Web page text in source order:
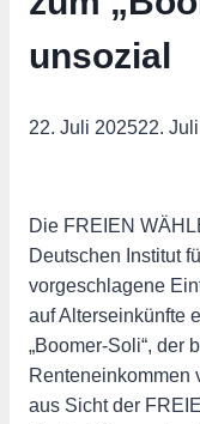
unsozial
22. Juli 202522.
Die FREIEN
Deutschen Institut
vorgeschlagene
auf Alterseinkünfte
„Boomer-Soli“, der
Renteneinkommen
aus Sicht der